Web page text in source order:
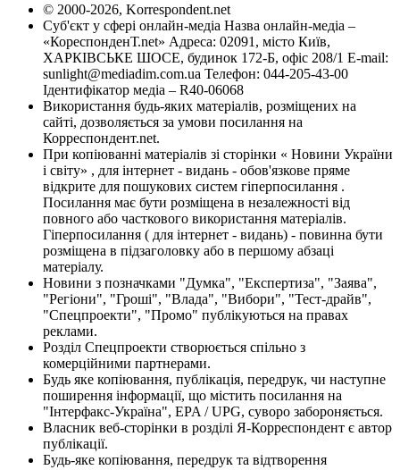
© 2000-2026, Korrespondent.net
Суб'єкт у сфері онлайн-медіа Назва онлайн-медіа –
«КореспонденТ.net» Адреса: 02091, місто Київ,
ХАРКІВСЬКЕ ШОСЕ, будинок 172-Б, офіс 208/1 E-mail:
sunlight@mediadim.com.ua Телефон: 044-205-43-00
Ідентифікатор медіа – R40-06068
Використання будь-яких матеріалів, розміщених на
сайті, дозволяється за умови посилання на
Корреспондент.net.
При копіюванні матеріалів зі сторінки « Новини України
і світу» , для інтернет - видань - обов'язкове пряме
відкрите для пошукових систем гіперпосилання .
Посилання має бути розміщена в незалежності від
повного або часткового використання матеріалів.
Гіперпосилання ( для інтернет - видань) - повинна бути
розміщена в підзаголовку або в першому абзаці
матеріалу.
Новини з позначками "Думка", "Експертиза", "Заява",
"Регіони", "Гроші", "Влада", "Вибори", "Тест-драйв",
"Спецпроекти", "Промо" публікуються на правах
реклами.
Розділ Спецпроекти створюється спільно з
комерційними партнерами.
Будь яке копіювання, публікація, передрук, чи наступне
поширення інформації, що містить посилання на
"Інтерфакс-Україна", EPA / UPG, суворо забороняється.
Власник веб-сторінки в розділі Я-Корреспондент є автор
публікації.
Будь-яке копіювання, передрук та відтворення